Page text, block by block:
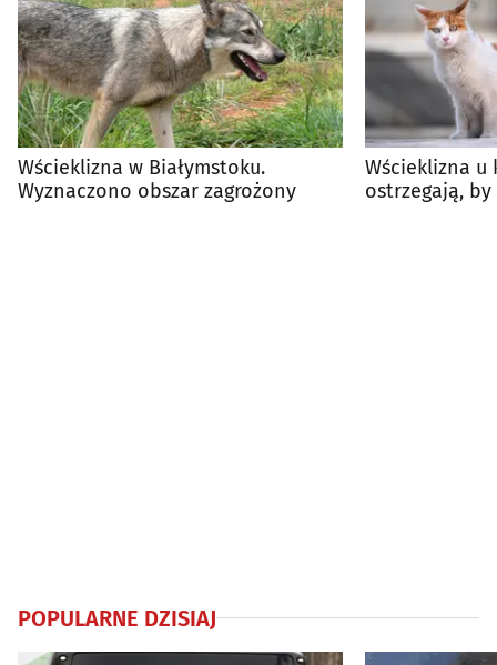
Wścieklizna w Białymstoku.
Wyznaczono obszar zagrożony
Wścieklizna u
ostrzegają,
POPULARNE DZISIAJ